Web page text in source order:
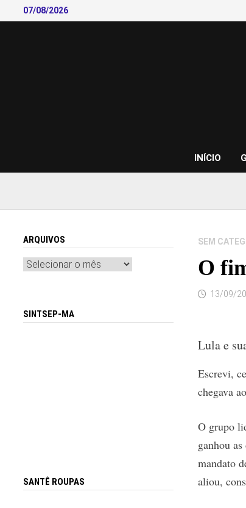
to
07/08/2026
INÍCIO
SEM
O
13/09/
Lula e
Escrevi,
chegava
O grupo
ganhou
mandato
aliou,
ARQUIVOS
Arquivos
SINTSEP-MA
SANTÊ ROUPAS